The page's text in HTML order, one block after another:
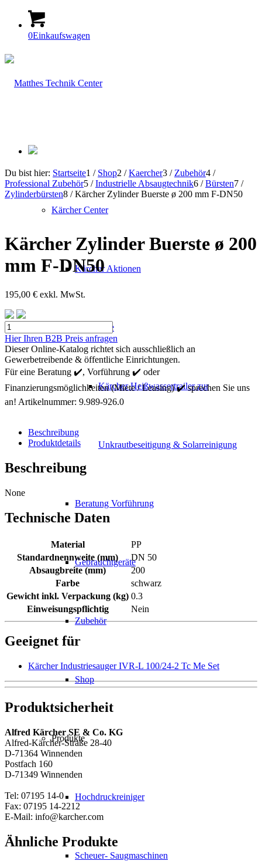
0Einkaufswagen
Kärcher Center
Kärcher Aktionen
Mietgeräte
Kärcher Heißwassertrailer zur
Unkrautbeseitigung & Solarreinigung
Beratung Vorführung
Gebrauchtgeräte
Zubehör
Shop
Produkte
Hochdruckreiniger
Scheuer- Saugmaschinen
Du bist hier: Startseite1 / Shop2 / Kaercher3 / Zubehör4 /
Professional Zubehör5 / Industrielle Absaugtechnik6 / Bürsten7 /
Zylinderbürsten8 / Kärcher Zylinder Buerste ø 200 mm F-DN50
Kärcher Zylinder Buerste ø 200
mm F-DN50
195,00 € exkl. MwSt.
Kärcher
Zylinder
Buerste
ø
200
mm
F-
DN50
Hier Ihren B2B Preis anfragen
Dieser Online-Katalog richtet sich ausschließlich an
Gewerbetreibende & öffentliche Einrichtungen.
Für eine Beratung ✔️, Vorführung ✔️ oder
Finanzierungsmöglichkeiten (Miete / Leasing) ✔️ sprechen Sie uns
an! Artikelnummer: 9.989-926.0
Beschreibung
Produktdetails
Beschreibung
None
Technische Daten
Material
PP
Standardnennweite (mm)
DN 50
Absaugbreite (mm)
200
Farbe
schwarz
Gewicht inkl. Verpackung (kg) 0.3
Einweisungspflichtig
Nein
Geeignet für
Kärcher Industriesauger IVR-L 100/24-2 Tc Me Set
Produktsicherheit
Alfred Kärcher SE & Co. KG
Alfred-Kärcher-Straße 28-40
D-71364 Winnenden
Postfach 160
D-71349 Winnenden
Tel: 07195 14-0
Fax: 07195 14-2212
E-Mail: info@karcher.com
Ähnliche Produkte